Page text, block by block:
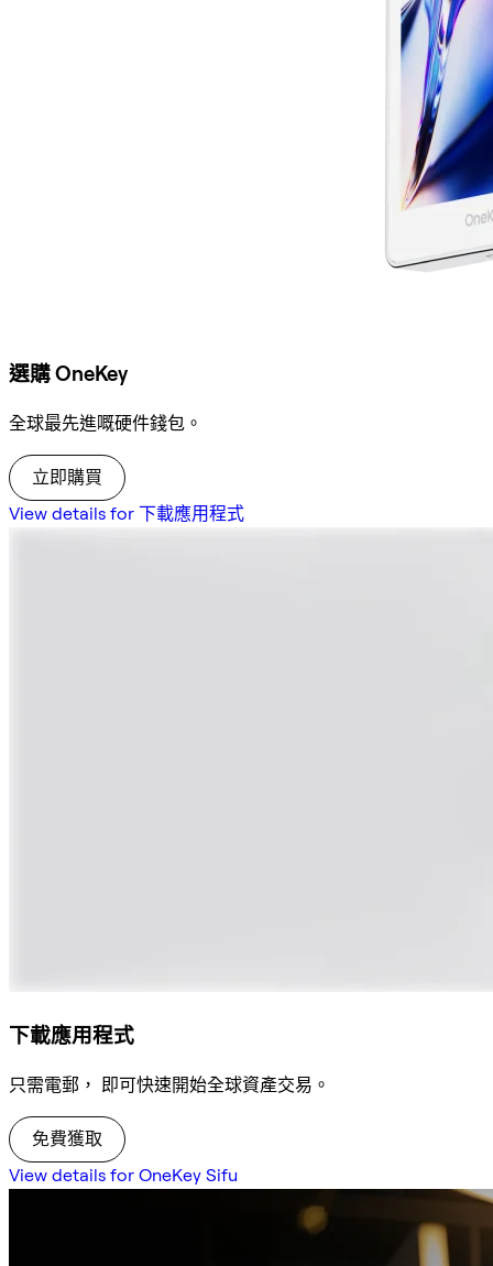
選購 OneKey
全球最先進嘅硬件錢包。
立即購買
View details for 下載應用程式
下載應用程式
只需電郵， 即可快速開始全球資產交易。
免費獲取
View details for OneKey Sifu